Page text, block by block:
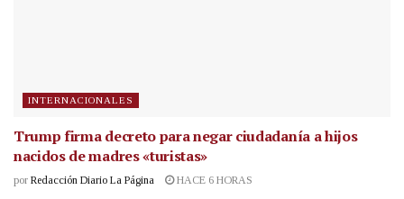
INTERNACIONALES
Trump firma decreto para negar ciudadanía a hijos
nacidos de madres «turistas»
por Redacción Diario La Página HACE 6 HORAS